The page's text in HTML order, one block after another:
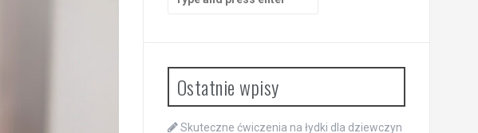
for:
Ostatnie wpisy
Skuteczne ćwiczenia na łydki dla dziewczyn